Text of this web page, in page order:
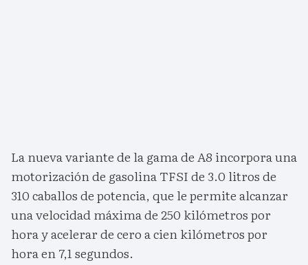
La nueva variante de la gama de A8 incorpora una
motorización de gasolina TFSI de 3.0 litros de
310 caballos de potencia, que le permite alcanzar
una velocidad máxima de 250 kilómetros por
hora y acelerar de cero a cien kilómetros por
hora en 7,1 segundos.